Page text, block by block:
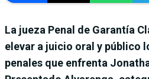
La jueza Penal de Garantía
elevar a juicio oral y público
penales que enfrenta